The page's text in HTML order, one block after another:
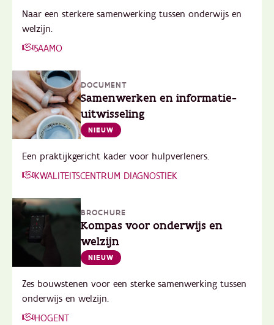
Naar een sterkere samenwerking tussen onderwijs en
welzijn.
SAAMO
DOCUMENT
Samenwerken en informatie-
uitwisseling
NIEUW
Een praktijkgericht kader voor hulpverleners.
KWALITEITSCENTRUM DIAGNOSTIEK
BROCHURE
Kompas voor onderwijs en
welzijn
NIEUW
Zes bouwstenen voor een sterke samenwerking tussen
onderwijs en welzijn.
HOGENT